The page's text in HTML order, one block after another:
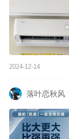
2024-12-14
落叶恋秋风